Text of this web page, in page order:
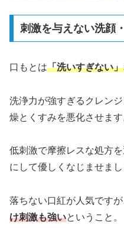
刺激を与えない洗顔
口もとは「洗いすぎない
洗浄力が強すぎるクレン
燥とくすみを悪化させます
低刺激で摩擦レスな処方
にして優しくなじませまし
落ちない口紅が人気ですが
け刺激も強いということ。